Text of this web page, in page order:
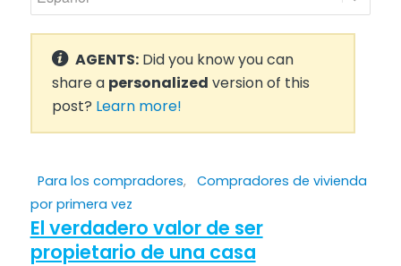
AGENTS:Did you know you can
share a personalized version of this
post? Learn more!
Para los compradores, Compradores de vivienda
por primera vez
El verdadero valor de ser
propietario de una casa